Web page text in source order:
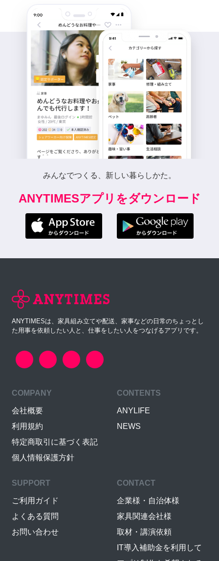
みんなでつくる、新しい暮らしかた。
ANYTIMESアプリをダウンロード
ANYTIMESは、家具組み立てや配送、家事などの日常のちょっとし
た用事を依頼したい人と、仕事をしたい人をつなげるアプリです。
COMPANY
会社概要
利用規約
特定商取引に基づく表記
個人情報保護方針
CONTENTS
ANYLIFE
NEWS
SUPPORT
ご利用ガイド
よくある質問
お問い合わせ
CONTACT
企業様・自治体様
家具関連会社様
取材・講演依頼
IT導入補助金を利用して